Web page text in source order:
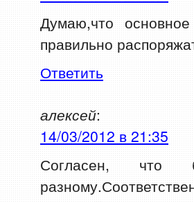
Думаю,что
правильно
Ответить
алексей:
14/03/2012 в 21:35
Согласен,